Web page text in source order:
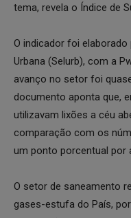
tema, revela o Índice de
O indicador foi
Urbana (Selurb), com a
avanço no setor foi
documento aponta que,
utilizavam lixões a céu
comparação com os
um ponto porcentual por
O setor de saneamento
gases-estufa do País,